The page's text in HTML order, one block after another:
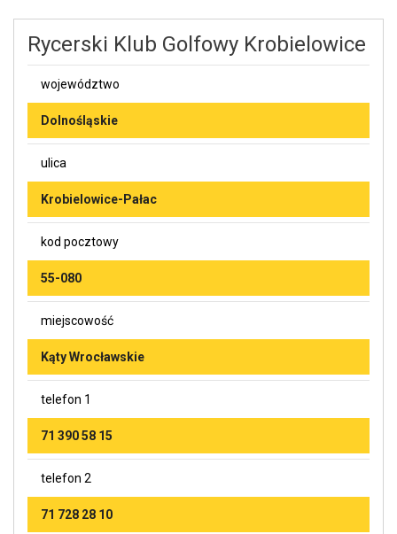
Rycerski Klub Golfowy Krobielowice
województwo
Dolnośląskie
ulica
Krobielowice-Pałac
kod pocztowy
55-080
miejscowość
Kąty Wrocławskie
telefon 1
71 390 58 15
telefon 2
71 728 28 10